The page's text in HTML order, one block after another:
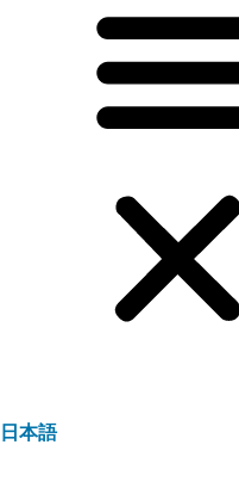
日本語